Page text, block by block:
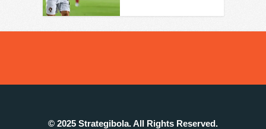
© 2025 Strategibola. All Rights Reserved.